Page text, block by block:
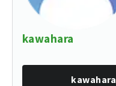
kawahara
kawahara